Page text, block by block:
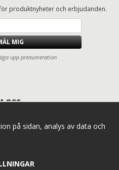
produktnyheter och erbjudanden.
MIG
upp prenumeration
OSS
lantbruk och traktorer
komplett sortiment av lastbilsdäck,
entreprenaddäck och
snabb leverans och expertkunskap.
på sidan, analys av data och